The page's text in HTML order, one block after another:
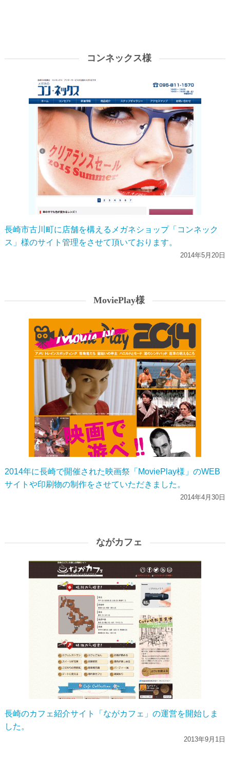
コンネックス様
長崎市古川町に店舗を構えるメガネショップ「コンネック
ス」様のサイト管理をさせて頂いております。
2014年5月20日
MoviePlay様
2014年に長崎で開催された映画祭「MoviePlay様」のWEB
サイトや印刷物の制作をさせていただきました。
2014年4月30日
ながカフェ
長崎のカフェ紹介サイト「ながカフェ」の運営を開始しま
した。
2013年9月1日